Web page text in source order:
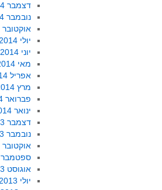
דצמבר 2014
נובמבר 2014
אוקטובר 2014
יולי 2014
יוני 2014
מאי 2014
אפריל 2014
מרץ 2014
פברואר 2014
ינואר 2014
דצמבר 2013
נובמבר 2013
אוקטובר 2013
ספטמבר 2013
אוגוסט 2013
יולי 2013